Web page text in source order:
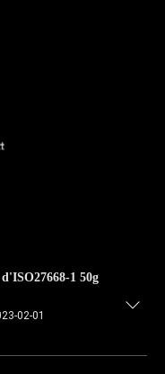
1 50g
02-01